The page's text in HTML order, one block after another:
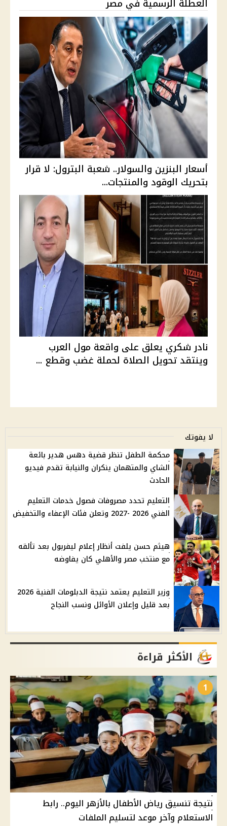
العطلة الرسمية في مصر
أسعار البنزين والسولار.. شعبة البترول: لا قرار
بتحريك الوقود والمنتجات...
نادر شكري يعلق على واقعة مول العرب
وينتقد تحويل الصلاة لحملة غضب وقطع ...
لا يفوتك
محكمة الطفل تنظر قضية دهس هدير بائعة
الشاي والمتهمان ينكران والنيابة تقدم فيديو
الحادث
التعليم تحدد مصروفات فصول خدمات التعليم
الفني 2026 -2027 وتعلن فئات الإعفاء والتخفيض
هيثم حسن يلفت أنظار إعلام ليفربول بعد تألقه
مع منتخب مصر والأهلي كان يفاوضه
وزير التعليم يعتمد نتيجة الدبلومات الفنية 2026
بعد قليل وإعلان الأوائل ونسب النجاح
الأكثر قراءة
1
نتيجة تنسيق رياض الأطفال بالأزهر اليوم.. رابط
الاستعلام وآخر موعد لتسليم الملفات